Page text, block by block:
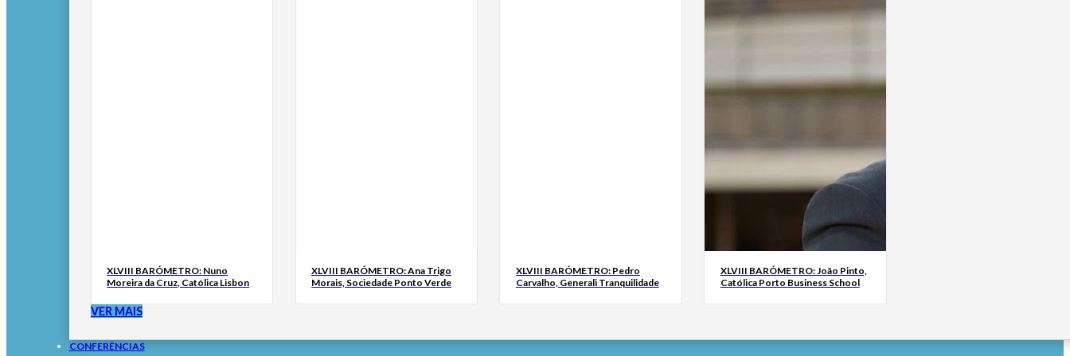
XLVIII BARÓMETRO: Nuno
Moreira da Cruz, Católica Lisbon
XLVIII BARÓMETRO: Ana Trigo
Morais, Sociedade Ponto Verde
XLVIII BARÓMETRO: Pedro
Carvalho, Generali Tranquilidade
XLVIII BARÓMETRO: João Pinto,
Católica Porto Business School
VER MAIS
CONFERÊNCIAS